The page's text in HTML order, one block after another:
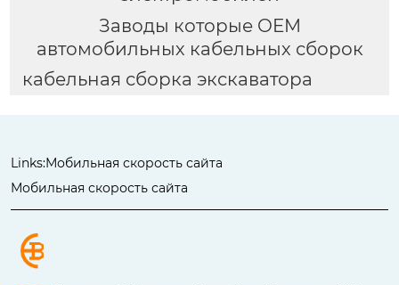
Заводы которые OEM
автомобильных кабельных сборок
кабельная сборка экскаватора
Links:Мобильная скорость сайта
Мобильная скорость сайта